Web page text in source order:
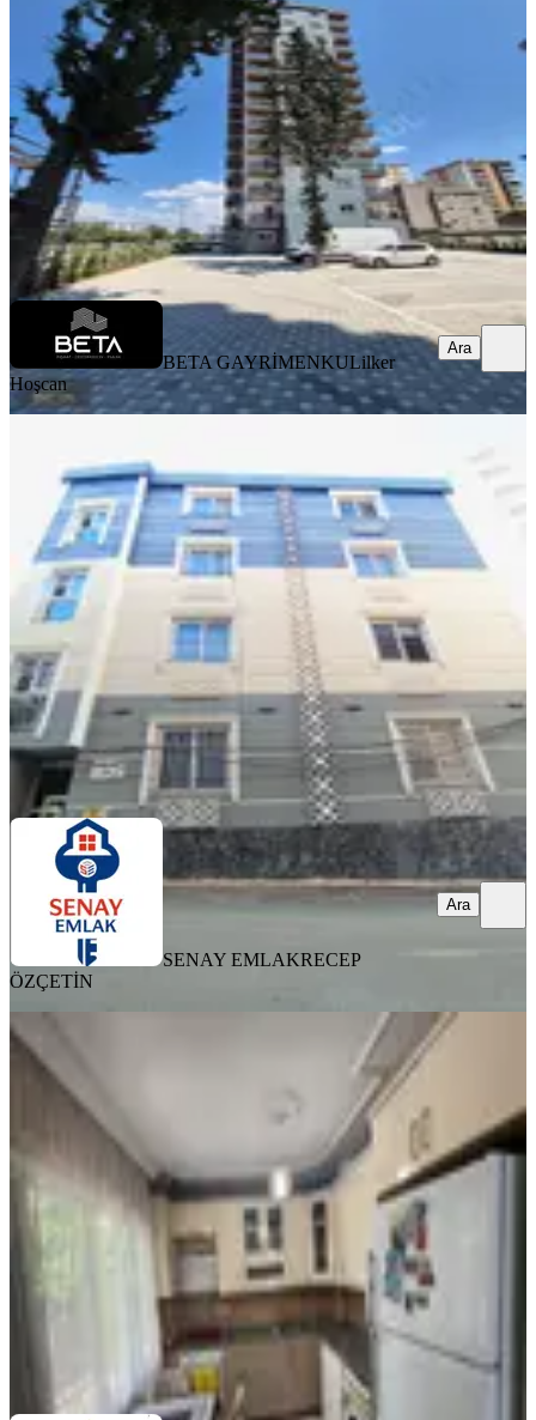
Seyhan, Mithatpaşa Mahallesi
2+1·135 m²·9. Kat·06.08.2026
4.750.000 ₺
BETA GAYRİMENKULilker Hoşcan
Ara
BETA GAYRİMENKULilker
Hoşcan
Ara
Kafeye 5 Dakika Az Katlı 3 Yıllık Yeni
Binada 1+1 Emsalsiz Daire
Seyhan, Yeşilyurt Mahallesi
·45 m² · 06.08.2026
1.650.000 ₺
SENAY EMLAKRECEP ÖZÇETİN
Ara
SENAY EMLAKRECEP
ÖZÇETİN
Ara
Sağlam'dan Bahçeşehirde
Kaçırılmayacak Kelepir 2+1 Satılık
Seyhan, Bahçeşehir Mahallesi
2+1·110 m²·Yüksek giriş 06.08.2026
2.675.000 ₺
SAĞLAM YAPI GAYRİMENKULErcan SAĞLAM